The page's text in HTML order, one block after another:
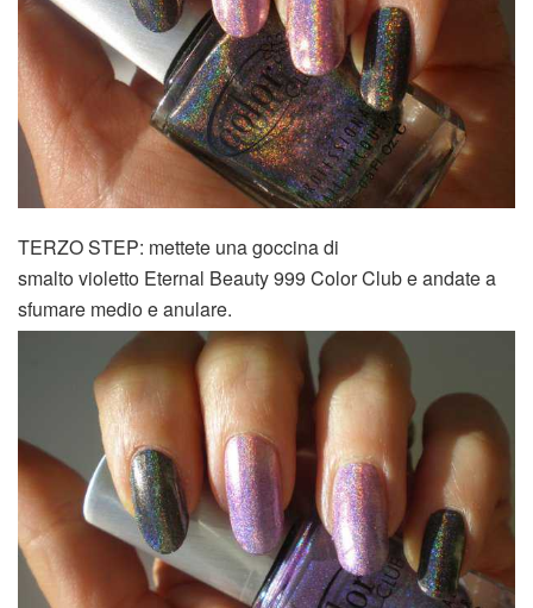
TERZO STEP: mettete una goccina di
smalto violetto Eternal Beauty 999 Color Clube andate a
sfumare medio e anulare.